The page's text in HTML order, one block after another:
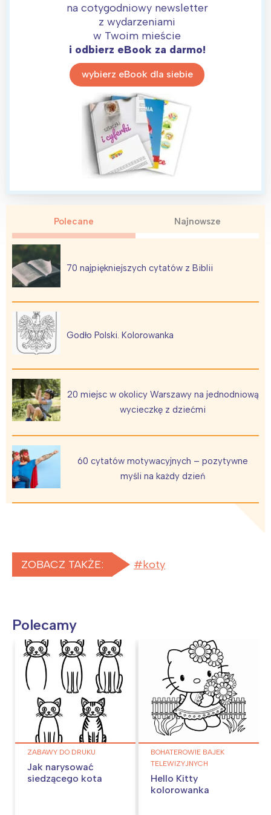
na cotygodniowy newsletter
z wydarzeniami
w Twoim mieście
i odbierz eBook za darmo!
wybierz eBook dla siebie
Polecane Najnowsze
70 najpiękniejszych cytatów z Biblii
Godło Polski. Kolorowanka
20 miejsc w okolicy Warszawy na jednodniową
wycieczkę z dziećmi
60 cytatów motywacyjnych – pozytywne
myśli na każdy dzień
ZOBACZ TAKŻE: koty
Polecamy
ZABAWY DO DRUKU
Jak narysować
siedzącego kota
BOHATEROWIE BAJEK
TELEWIZYJNYCH
Hello Kitty
kolorowanka
Warszawa
Łódź
Trójmiasto
Wrocław
Śląsk
Południe